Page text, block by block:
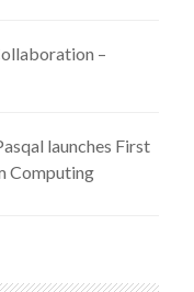
–
launches First
Computing